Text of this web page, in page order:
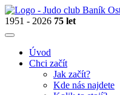
1951 - 2026 75 let
Úvod
Chci začít
Jak začít?
Kde nás najdete